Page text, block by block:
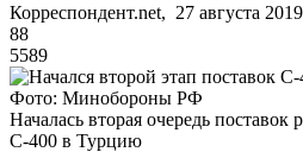
Корреспондент.net, 27 августа
88
5589
Фото: Минобороны РФ
Началась вторая очередь поставок
С-400 в Турцию